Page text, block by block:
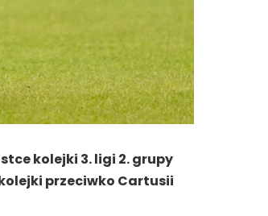
kolejki 3. ligi 2. grupy
przeciwko Cartusii